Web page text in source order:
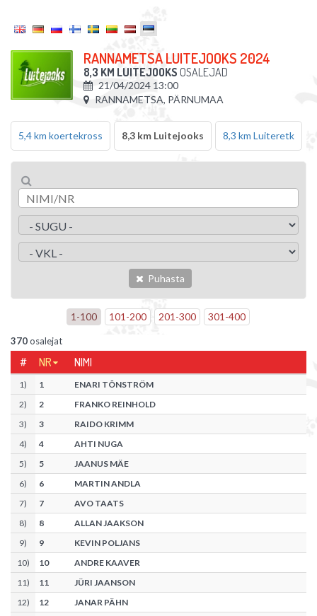
RANNAMETSA LUITEJOOKS 2024
8,3 KM LUITEJOOKS OSALEJAD
21/04/2024 13:00
RANNAMETSA, PÄRNUMAA
5,4 km koertekross 8,3 km Luitejooks 8,3 km Luiteretk
Puhasta
1-100 101-200 201-300 301-400
370osalejat
# NR NIMI
1) 1
ENARI TÕNSTRÖM
2) 2
FRANKO REINHOLD
3) 3
RAIDO KRIMM
4) 4
AHTI NUGA
5) 5
JAANUS MÄE
6) 6
MARTIN ANDLA
7) 7
AVO TAATS
8) 8
ALLAN JAAKSON
9) 9
KEVIN POLJANS
10) 10
ANDRE KAAVER
11) 11
JÜRI JAANSON
12) 12
JANAR PÄHN